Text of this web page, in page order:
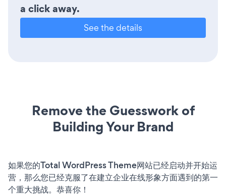
a click away.
See the details
Remove the Guesswork of
Building Your Brand
如果您的Total WordPress Theme网站已经启动并开始运
营，那么您已经克服了在建立企业在线形象方面遇到的第一
个重大挑战。恭喜你！